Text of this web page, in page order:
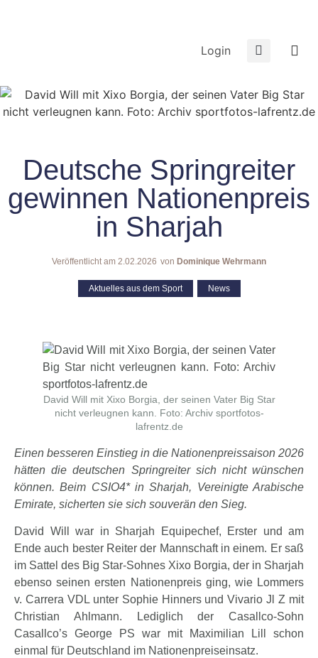
Login
Deutsche Springreiter
gewinnen Nationenpreis
in Sharjah
Veröffentlicht am 2.02.2026 von Dominique Wehrmann
Aktuelles aus dem Sport News
David Will mit Xixo Borgia, der seinen Vater Big Star
nicht verleugnen kann. Foto: Archiv sportfotos-
lafrentz.de
Einen besseren Einstieg in die Nationenpreissaison 2026
hätten die deutschen Springreiter sich nicht wünschen
können. Beim CSIO4* in Sharjah, Vereinigte Arabische
Emirate, sicherten sie sich souverän den Sieg.
David Will war in Sharjah Equipechef, Erster und am
Ende auch bester Reiter der Mannschaft in einem. Er saß
im Sattel des Big Star-Sohnes Xixo Borgia, der in Sharjah
ebenso seinen ersten Nationenpreis ging, wie Lommers
v. Carrera VDL unter Sophie Hinners und Vivario Jl Z mit
Christian Ahlmann. Lediglich der Casallco-Sohn
Casallco’s George PS war mit Maximilian Lill schon
einmal für Deutschland im Nationenpreiseinsatz.